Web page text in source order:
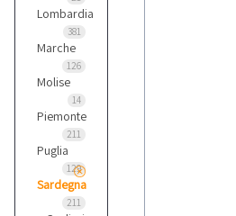
Lombardia
381
Marche
126
Molise
14
Piemonte
211
Puglia
129
Sardegna
211